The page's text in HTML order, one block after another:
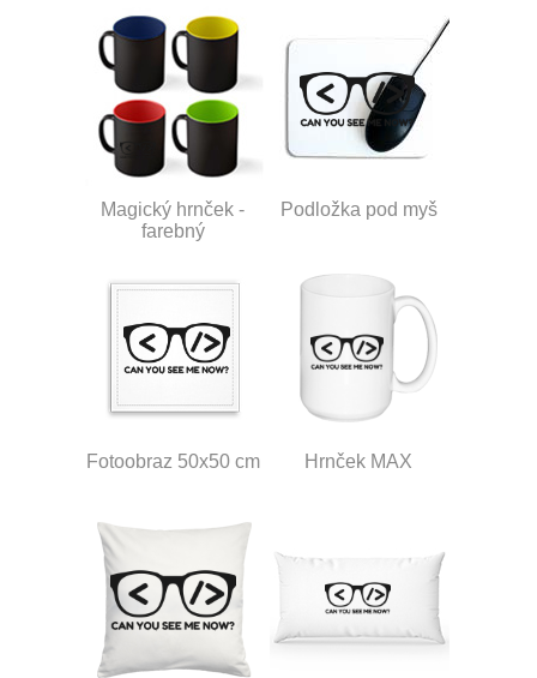
Magický hrnček -
farebný
Podložka pod myš
Fotoobraz 50x50 cm Hrnček MAX